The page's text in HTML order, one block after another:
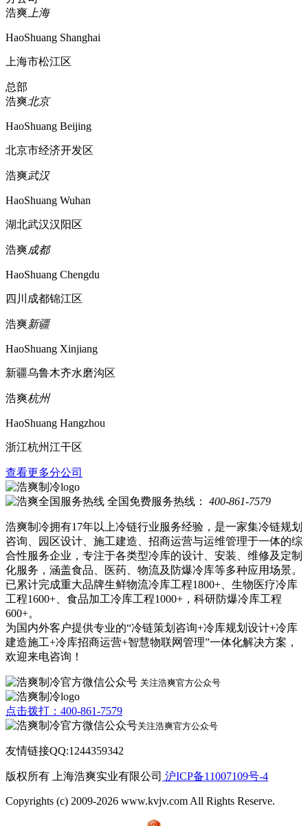
浩爽 上海
HaoShuang Shanghai
上海市松江区
总部
浩爽北京
HaoShuang Beijing
北京市经济开发区
浩爽武汉
HaoShuang Wuhan
湖北武汉汉阳区
浩爽成都
HaoShuang Chengdu
四川成都锦江区
浩爽新疆
HaoShuang Xinjiang
新疆乌鲁木齐水磨沟区
浩爽杭州
HaoShuang Hangzhou
浙江杭州江干区
查看更多分公司
全国免费服务热线： 400-861-7579
浩爽制冷拥有17年以上冷链行业服务经验，是一家集冷链规划
咨询、园区设计、施工建造、招商运营与运维管理于一体的综
合性服务企业，专注于各类型冷库的设计、安装、维修及定制
化服务，涵盖食品、医药、物流及防爆冷库等多种应用场景。
已累计完成重大品牌生鲜物流冷库工程1800+、生物医疗冷库
工程1600+、食品加工冷库工程1000+，科研防爆冷库工程
600+。
为国内外客户提供专业的“冷链策划咨询+冷库规划设计+冷库
建造施工+冷库招商运营+智慧物联网管理”一体化解决方案，
欢迎来电咨询！
关注浩爽官方公众号
点击拨打：400-861-7579
关注浩爽官方公众号
友情链接QQ:1244359342
版权所有 上海浩爽实业有限公司 沪ICP备11007109号-4
Copyrights (c) 2009-2026 www.kvjv.com All Rights Reserve.